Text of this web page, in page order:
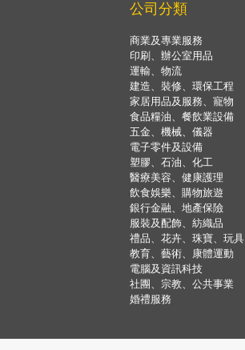
公司分類
商業及專業服務
印刷、辦公室用品
運輸、物流
建造、裝修、環保工程
家居用品及服務、寵物
食品糧油、餐飲業設備
五金、機械、儀器
電子零件及設備
塑膠、石油、化工
醫療美容、健康護理
飲食娛樂、購物旅遊
銀行金融、地產保險
服裝及配飾、紡織品
禮品、花卉、珠寶、玩具
教育、藝術、康體運動
電腦及資訊科技
社團、宗教、公共事業
婚禮服務